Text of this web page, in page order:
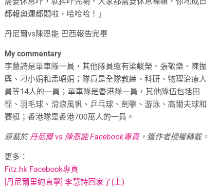
都報奧運都悶啦，哈哈哈！」
丹尼爾vs陳恩能 巴西報告完畢
My commentary
李慧詩是單車隊一員，其他隊員還有梁峻榮、張敬樂、陳振
興、刁小娟和孟昭娟；隊員是全隊教練、科研、物理治療人
員等14人的一員；單車隊是香港隊一員，其他隊伍包括田
徑、羽毛球、滑浪風帆、乒乓球、劍擊、游泳、高爾夫球和
賽艇；香港隊是香港700萬人的一員。
原載於丹尼爾 vs 陳恩能 Facebook專頁，獲作者授權轉載。
更多：
Fitz.hk Facebook專頁
[丹尼爾里約直擊] 李慧詩回家了(上)